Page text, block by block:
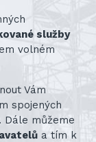
služby
volném
Vám
spojených
Dále můžeme
a tím k